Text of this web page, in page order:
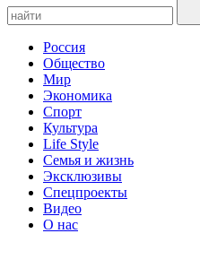
Россия
Общество
Мир
Экономика
Спорт
Культура
Life Style
Семья и жизнь
Эксклюзивы
Спецпроекты
Видео
О нас